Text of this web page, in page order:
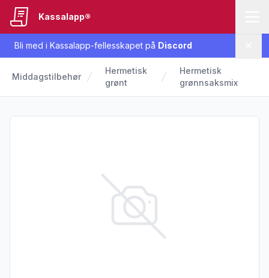
Bli med i Kassalapp-fellesskapet på Discord
Kassalapp®
Middagstilbehør
Hermetisk
grønt
Hermetisk
grønnsaksmix